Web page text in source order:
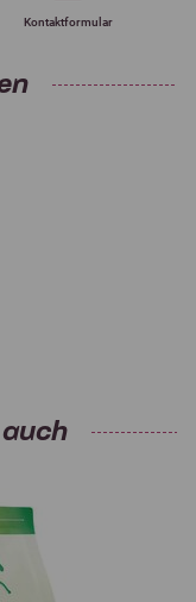
Kontaktformular